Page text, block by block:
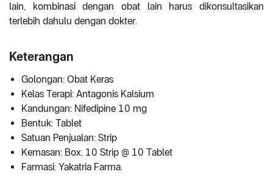
lain, kombinasi dengan obat lain harus dikonsultasikan
terlebih dahulu dengan dokter.
Keterangan
Golongan: Obat Keras
Kelas Terapi: Antagonis Kalsium
Kandungan: Nifedipine 10 mg
Bentuk: Tablet
Satuan Penjualan: Strip
Kemasan: Box, 10 Strip @ 10 Tablet
Farmasi: Yakatria Farma.